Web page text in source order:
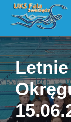
Przejdź
do
treści